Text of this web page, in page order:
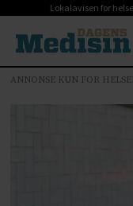
Lokalavisen for
ANNONSE KUN FOR